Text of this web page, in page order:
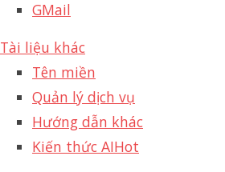
GMail
Tài liệu khác
Tên miền
Quản lý dịch vụ
Hướng dẫn khác
Kiến thức AIHot